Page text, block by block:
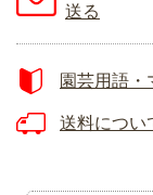
送る
園芸用語・
送料につい